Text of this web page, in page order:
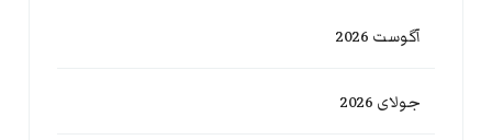
آگوست 2026
جولای 2026